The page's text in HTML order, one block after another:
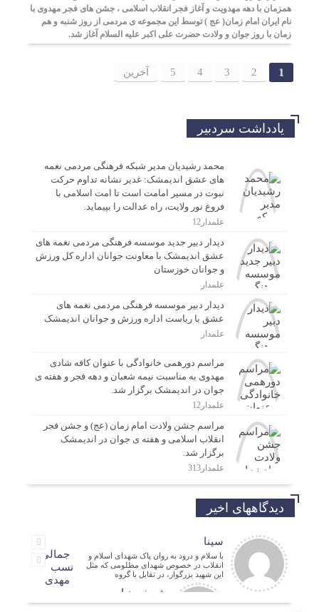
همزمان با دهه مهدویت و آغاز فجر انقلاب اسلامی ، جشن های فجر مهدوی با
نام ایران امام زمان( عج ) توسط این مجموعه ی مردمی از روز شنبه و هم
زمان با روز جوان و ولادت حضرت علی اکبر علیه السلام آغاز شد.
1
2
3
4
5 آخرین
یادداشت سردبیر
محمد رشیدیان مدیر شبکه فرهنگی مردمی نغمه
های عشق اندیمشک: غدیر نشانه تداوم حرکت
نبوت در مسیر امامت است تا امت اسلامی با
فروغ نور ولایت، راه عدالت را بپیماید.
علمدار12
دیدار دبیر جدید موسسه فرهنگی مردمی نغمه های
عشق اندیمشک با معاونت جوانان اداره کل ورزش
و جوانان خوزستان
علمدار
دیدار دبیر موسسه فرهنگی مردمی نغمه های
عشق با ریاست اداره ورزش و جوانان اندیمشک
علمدار
مراسم دورهمی خانوادگی با عنوان کافه شادی
مهدوی به مناسبت نیمه شعبان و دهه فجر و هفته ی
جوان در اندیمشک برگزار شد.
علمدار12
مراسم جشن ولادت امام زمان (عج) و جشن فجر
انقلاب اسلامی و هفته ی جوان در اندیمشک
برگزار شد.
علمدار313
دیدگاههای اخیر
سینا
با سلام و درود به روان پاک شهدای اسلام و
انقلاب در خصوص شهدای مظلومی که مثل
این شهید بزرگوار، در تقابل با گروه
جمالی
نسب
مهدی
شریفی نیا
مدیر فرهنگی